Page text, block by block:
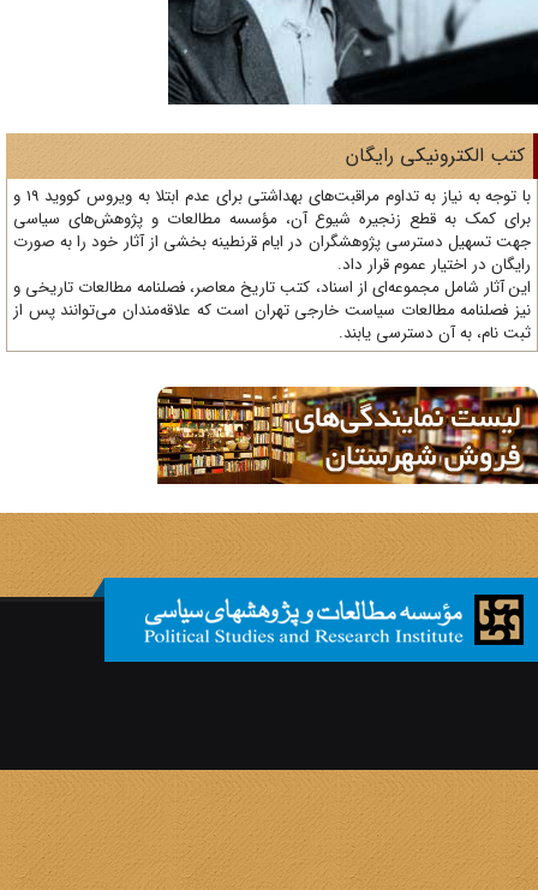
الکترونیکی رایگان
با توجه به نیاز به تداوم مراقبت‌های بهداشتی برای عدم ابتلا به ویروس کووید 19 و
کمک به قطع زنجیره شیوع آن، مؤسسه مطالعات و پژوهش‌های سیاسی
تسهیل دسترسی پژوهشگران در ایام قرنطینه بخشی از آثار خود را به صورت
در اختیار عموم قرار داد.
آثار شامل مجموعه‌ای از اسناد، کتب تاریخ معاصر، فصلنامه‌ مطالعات تاریخی و
فصلنامه مطالعات سیاست خارجی تهران است که علاقه‌مندان می‌توانند پس از
نام، به آن دسترسی یابند.